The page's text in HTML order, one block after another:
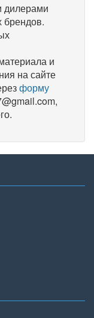
брендов.
и
на сайте
форму